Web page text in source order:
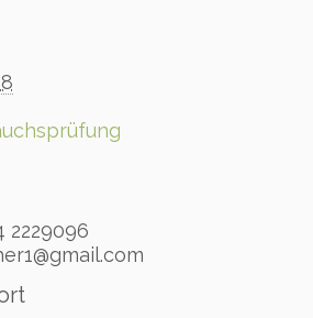
2229096